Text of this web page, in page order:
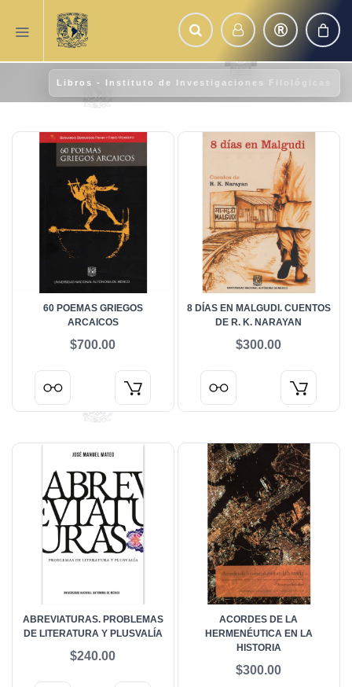
Libros - Instituto de Investigaciones Filológicas
60 POEMAS GRIEGOS
ARCAICOS
$700.00
8 DÍAS EN MALGUDI. CUENTOS
DE R. K. NARAYAN
$300.00
ABREVIATURAS. PROBLEMAS
DE LITERATURA Y PLUSVALÍA
$240.00
ACORDES DE LA
HERMENÉUTICA EN LA
HISTORIA
$300.00